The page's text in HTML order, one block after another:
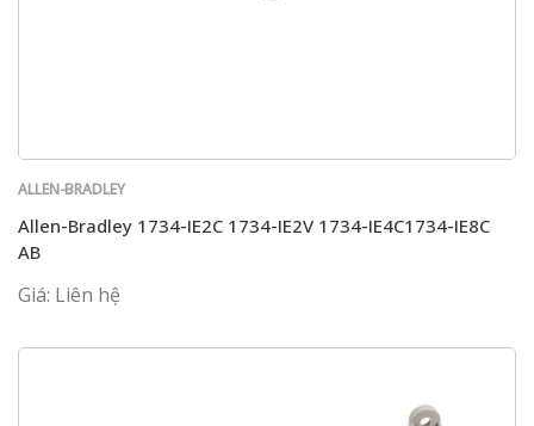
ALLEN-BRADLEY
Allen-Bradley 1734-IE2C 1734-IE2V 1734-IE4C1734-IE8C
AB
Giá: Liên hệ